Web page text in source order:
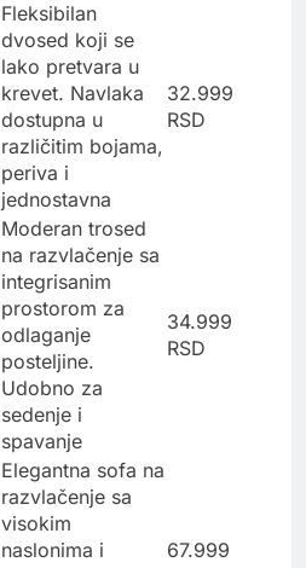
Fleksibilan
dvosed koji se
lako pretvara u
krevet. Navlaka
dostupna u
različitim bojama,
periva i
jednostavna
32.999
RSD
Moderan trosed
na razvlačenje sa
integrisanim
prostorom za
odlaganje
posteljine.
Udobno za
sedenje i
spavanje
34.999
RSD
Elegantna sofa na
razvlačenje sa
visokim
naslonima i
67.999